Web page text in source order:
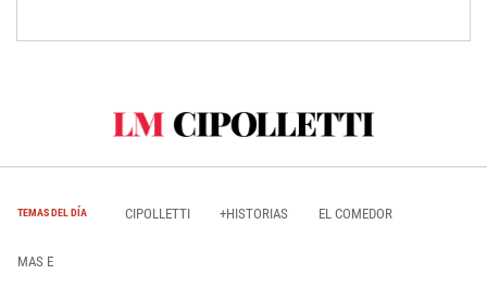
TEMAS DEL DÍA CIPOLLETTI +HISTORIAS EL COMEDOR
MAS E